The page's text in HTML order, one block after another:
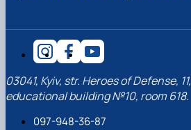
03041, Kyiv, str. Heroes of Defense, 11,
educational building №10, room 618.
097-948-36-87